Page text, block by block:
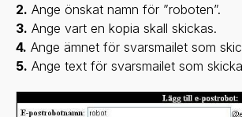
2. Ange önskat namn för ”roboten”.
3. Ange vart en kopia skall skickas.
4. Ange ämnet för svarsmailet som
5. Ange text för svarsmailet som